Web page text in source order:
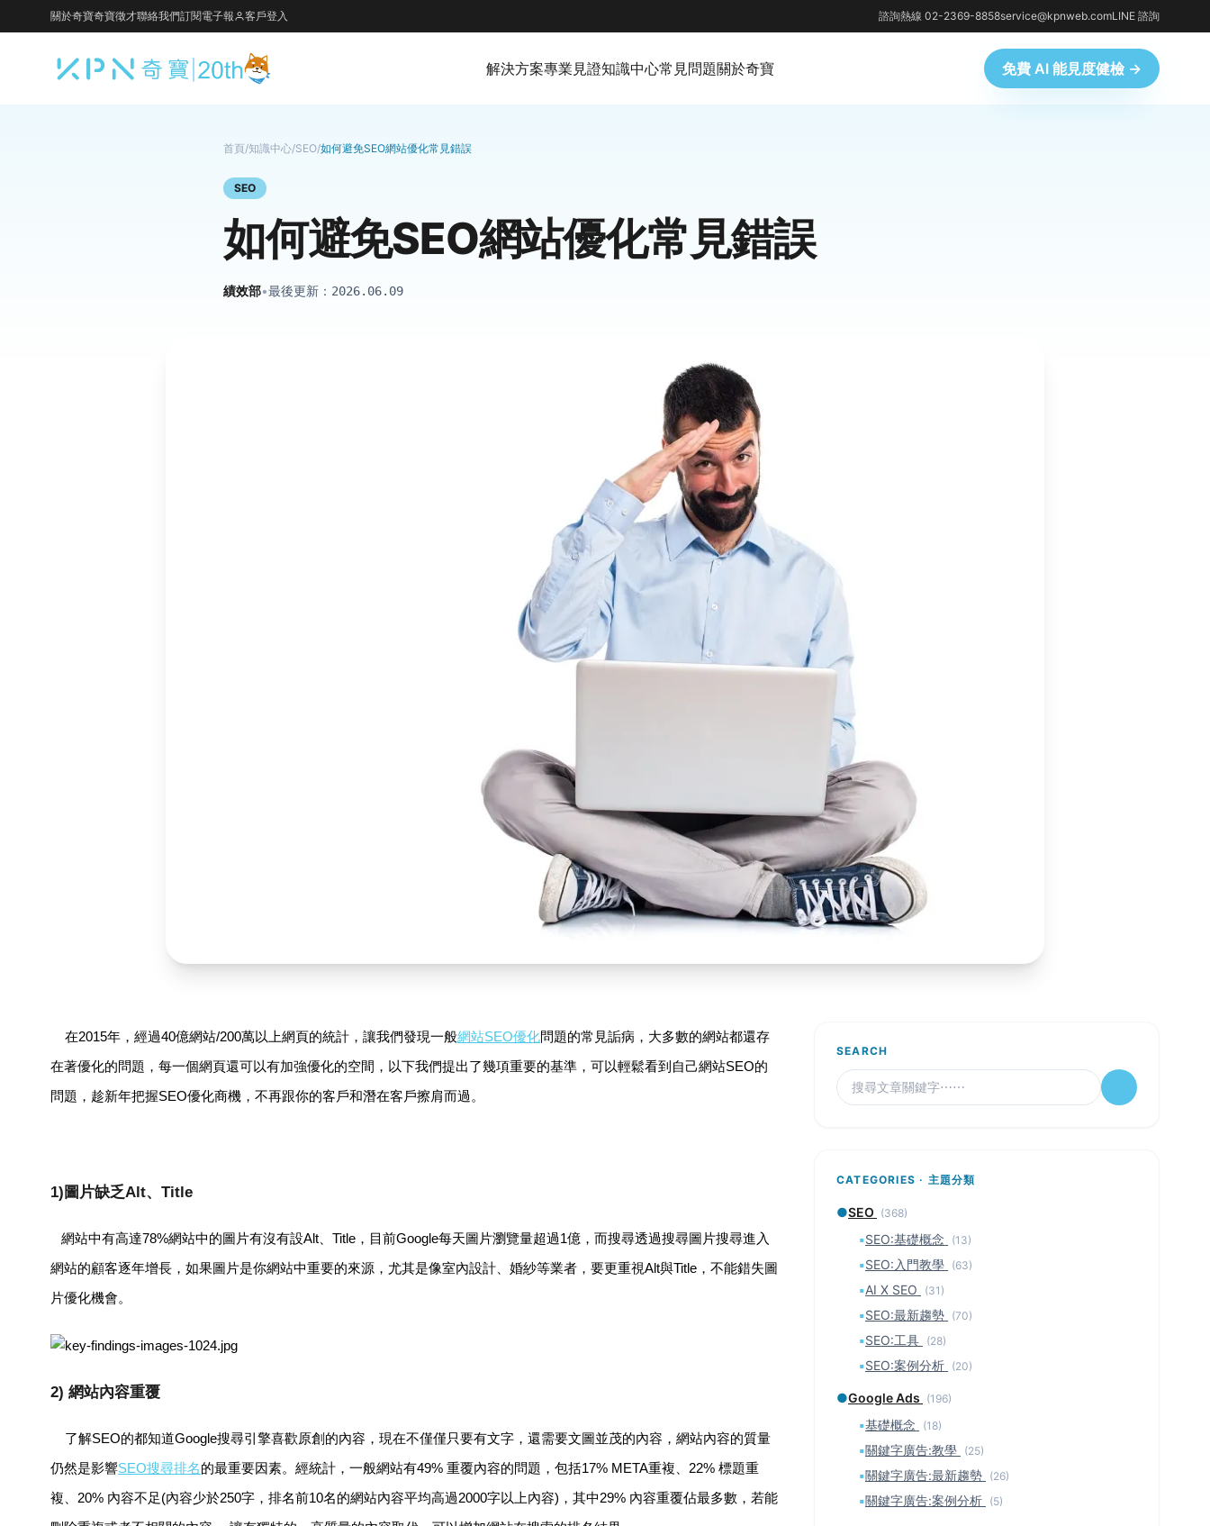
關於奇寶奇寶徵才聯絡我們訂閱電子報 客戶登入 諮詢熱線 02-2369-8858service@kpnweb.comLINE 諮詢
解決方案專業見證知識中心常見問題關於奇寶 免費 AI 能見度健檢 →
首頁/知識中心/SEO/如何避免SEO網站優化常見錯誤
SEO
如何避免SEO網站優化常見錯誤
績效部•最後更新： 2026.06.09
在2015年，經過40億網站/200萬以上網頁的統計，讓我們發現一般網站SEO優化問題的常見詬病，大多數的網站都還存
在著優化的問題，每一個網頁還可以有加強優化的空間，以下我們提出了幾項重要的基準，可以輕鬆看到自己網站SEO的
問題，趁新年把握SEO優化商機，不再跟你的客戶和潛在客戶擦肩而過。
1)圖片缺乏Alt、Title
網站中有高達78%網站中的圖片有沒有設Alt、Title，目前Google每天圖片瀏覽量超過1億，而搜尋透過搜尋圖片搜尋進入
網站的顧客逐年增長，如果圖片是你網站中重要的來源，尤其是像室內設計、婚紗等業者，要更重視Alt與Title，不能錯失圖
片優化機會。
2) 網站內容重覆
了解SEO的都知道Google搜尋引擎喜歡原創的內容，現在不僅僅只要有文字，還需要文圖並茂的內容，網站內容的質量
仍然是影響SEO搜尋排名的最重要因素。經統計，一般網站有49% 重覆內容的問題，包括17% META重複、22% 標題重
複、20% 內容不足(內容少於250字，排名前10名的網站內容平均高過2000字以上內容)，其中29% 內容重覆佔最多數，若能
SEARCH
CATEGORIES · 主題分類
●SEO (368)
▪SEO:基礎概念 (13)
▪SEO:入門教學 (63)
▪AI X SEO (31)
▪SEO:最新趨勢 (70)
▪SEO:工具 (28)
▪SEO:案例分析 (20)
●Google Ads (196)
▪基礎概念 (18)
▪關鍵字廣告:教學 (25)
▪關鍵字廣告:最新趨勢 (26)
▪關鍵字廣告:案例分析 (5)